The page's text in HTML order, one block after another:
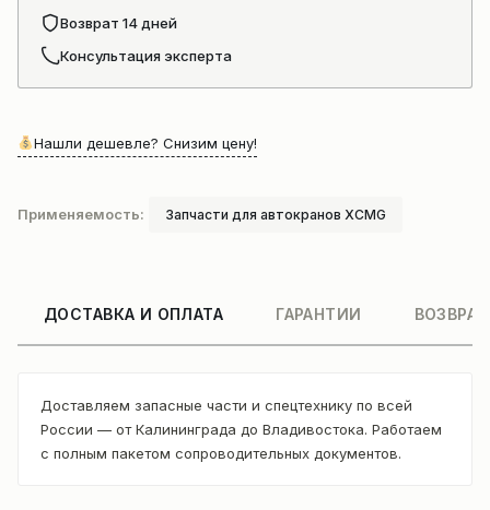
Возврат 14 дней
Консультация эксперта
Нашли дешевле? Снизим цену!
Применяемость: Запчасти для автокранов XCMG
ДОСТАВКА И ОПЛАТА ГАРАНТИИ
Доставляем запасные части и спецтехнику по всей
России — от Калининграда до Владивостока. Работаем
с полным пакетом сопроводительных документов.